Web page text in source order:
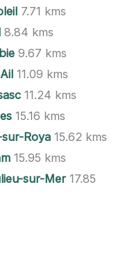
7.71 kms
8.84 kms
9.67 kms
11.09 kms
11.24 kms
15.16 kms
Roya 15.62 kms
15.95 kms
sur-Mer 17.85